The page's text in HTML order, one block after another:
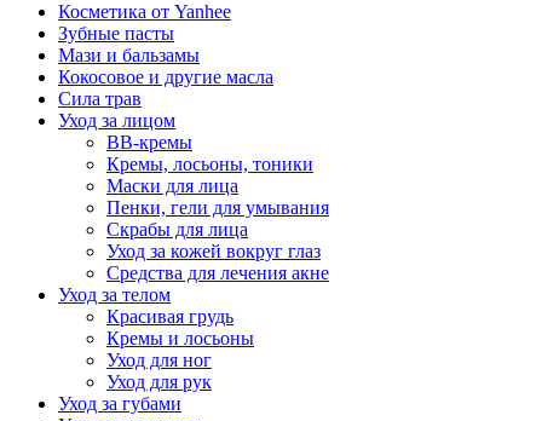
Косметика от Yanhee
Зубные пасты
Мази и бальзамы
Кокосовое и другие масла
Сила трав
Уход за лицом
BB-кремы
Кремы, лосьоны, тоники
Маски для лица
Пенки, гели для умывания
Скрабы для лица
Уход за кожей вокруг глаз
Средства для лечения акне
Уход за телом
Красивая грудь
Кремы и лосьоны
Уход для ног
Уход для рук
Уход за губами